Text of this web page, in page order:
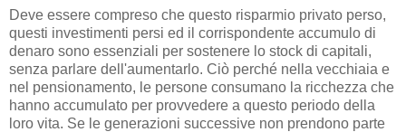
Deve essere compreso che questo risparmio privato perso,
questi investimenti persi ed il corrispondente accumulo di
denaro sono essenziali per sostenere lo stock di capitali,
senza parlare dell'aumentarlo. Ciò perché nella vecchiaia e
nel pensionamento, le persone consumano la ricchezza che
hanno accumulato per provvedere a questo periodo della
loro vita. Se le generazioni successive non prendono parte